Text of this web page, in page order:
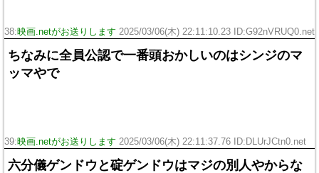
38:映画.netがお送りします 2025/03/06(木) 22:11:10.23 ID:G92nVRUQ0.net
ちなみに全員公認で一番頭おかしいのはシンジのマ
ッマやで
39:映画.netがお送りします 2025/03/06(木) 22:11:37.76 ID:DLUrJCtn0.net
六分儀ゲンドウと碇ゲンドウはマジの別人やからな